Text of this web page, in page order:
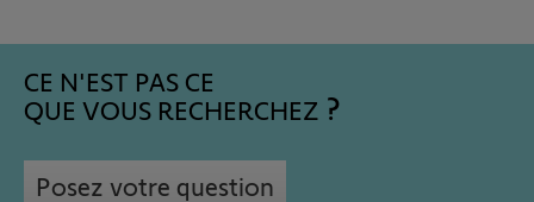
CE N'EST PAS CE
QUE VOUS RECHERCHEZ
Posez votre question